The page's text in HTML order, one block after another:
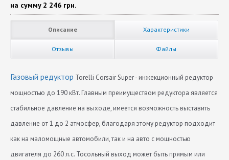
на сумму 2 246 грн.
Описание Характеристики
Отзывы Файлы
Газовый редуктор Torelli Corsair Super - инжекционный редуктор
мощностью до 190 кВт. Главным преимуществом редуктора является
стабильное давление на выходе, имеется возможность выставить
давление от 1 до 2 атмосфер, благодаря этому редуктор подходит
как на маломощные автомобили, так и на авто с мощностью
двигателя до 260 л.с. Тосольный выход может быть прямым или